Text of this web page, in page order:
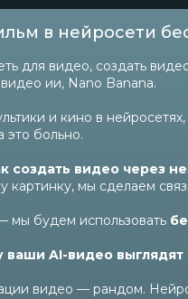
в нейросети
для видео, создать
ии, Nano Banana.
и кино в
это больно.
создать видео через
картинку, мы сделаем
мы будем использовать
ваши AI-видео выглядят
видео — рандом.